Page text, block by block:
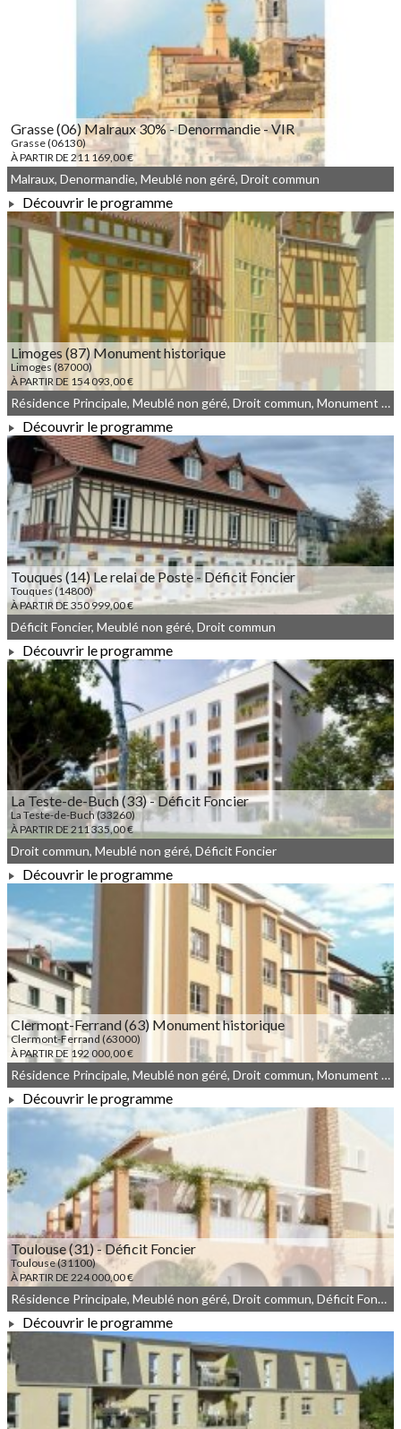
À PARTIR DE 157 561,00 €
Grasse (06) Malraux 30% - Denormandie - VIR
Grasse (06130)
À PARTIR DE 211 169,00 €
À PARTIR DE 211 169,00 €
Malraux, Denormandie, Meublé non géré, Droit commun
Découvrir le programme
Limoges (87) Monument historique
Limoges (87000)
À PARTIR DE 154 093,00 €
À PARTIR DE 154 093,00 €
Résidence Principale, Meublé non géré, Droit commun, Monument Historique
Découvrir le programme
Touques (14) Le relai de Poste - Déficit Foncier
Touques (14800)
À PARTIR DE 350 999,00 €
À PARTIR DE 350 999,00 €
Déficit Foncier, Meublé non géré, Droit commun
Découvrir le programme
La Teste-de-Buch (33) - Déficit Foncier
La Teste-de-Buch (33260)
À PARTIR DE 211 335,00 €
À PARTIR DE 211 335,00 €
Droit commun, Meublé non géré, Déficit Foncier
Découvrir le programme
Clermont-Ferrand (63) Monument historique
Clermont-Ferrand (63000)
À PARTIR DE 192 000,00 €
À PARTIR DE 192 000,00 €
Résidence Principale, Meublé non géré, Droit commun, Monument Historique
Découvrir le programme
Toulouse (31) - Déficit Foncier
Toulouse (31100)
À PARTIR DE 224 000,00 €
À PARTIR DE 224 000,00 €
Résidence Principale, Meublé non géré, Droit commun, Déficit Foncier
Découvrir le programme